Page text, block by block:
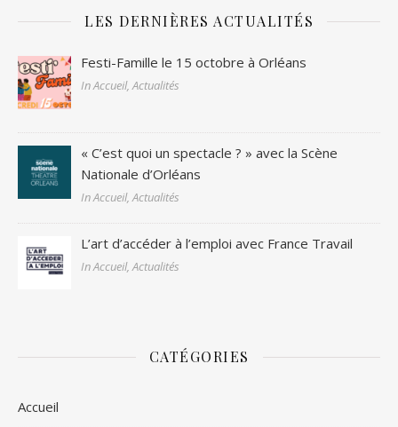
LES DERNIÈRES ACTUALITÉS
Festi-Famille le 15 octobre à Orléans
In Accueil, Actualités
« C’est quoi un spectacle ? » avec la Scène
Nationale d’Orléans
In Accueil, Actualités
L’art d’accéder à l’emploi avec France Travail
In Accueil, Actualités
CATÉGORIES
Accueil